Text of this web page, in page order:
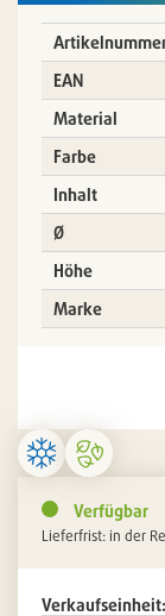
EAN
Material
Farbe
Inhalt
Ø
Höhe
Marke
Verfügbar
Lieferfrist: in der
Verkaufseinheit: